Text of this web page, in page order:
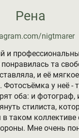
Рена
nigtmarer
и
та
и её
Фотосъёмка у неё -
оба: и фотограф,
стилиста,
в таком
Мне очень